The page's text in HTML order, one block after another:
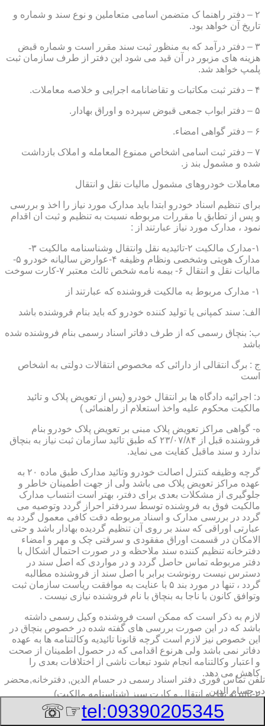
۲ – دفتر راهنما ک متضمن اسامی متعاملین و نوع سند و شماره و
تاریخ آن خواهد بود.
۳ – دفتر درآمد که به منظور ثبت سند مقرر است و شماره قبض
هزینه های مزبور در آن قید می شود این دفتر از طرف سازمان ثبت
پلمپ خواهد شد.
۴ – دفتر ثبت مکاتبات و تقاضانامه اجرایی و خلاصه معاملات.
۵ – دفتر ابواب جمعی قبوض سپرده و اوراق بهادار.
۶ – دفتر گواهی امضاء.
۷ – دفتر ثبت اسامی اشخاص ممنوع المعامله و املاک بازداشت
شده و مشمول بند ز.
معاملات خودروهای مشمول مالیات نقل و انتقال
برای تنظیم اسناد خودرو ابتدا باید مدارک مورد نیاز را اخذ و بررسی
و پس از تطابق با مقررات مربوطه نسبت به تنظیم و ثبت ان اقدام
نمود ، مدارک مورد نیاز عبارتند از :
۱-مدارک مالکیت ۲-تائیدیه نقل وانتقال وشناسنامه مالکیت ۳-
مدارک هویتی وشخصی ونظام وظیفه ۴-عوارض سالیانه خودرو ۵-
مالیات نقل و انتقال ۶- بیمه نامه شخص ثالث معتبر ۷-کارت سوخت
۱- مدارک مربوط به مالکیت فروشنده که عبارتند از
الف: سند کمپانی یا تولید کننده خودرو که باید بنام فروشنده باشد
ب: بنچاق رسمی که از طرف دفاتر اسناد رسمی بنام فروشنده شده
باشد
ج : برگ انتقالی از دارائی که مخصوص انتقالات دولتی به اشخاص
است
د: اجرائیه دادگاه ها بر انتقال خودرو (پس از تعویض پلاک و تائید
مالکیت محکوم علیه واخذ استعلام از راهنمائی )
ه- گواهی مراکز تعویض پلاک مبنی بر تعویض پلاک خودرو بنام
فروشنده قبل از ۲۳/۰۷/۸۴ که طبق تائید سازمان ثبت نیاز به بنچاق
ندارد و سند ماقبل کفایت می نماید.
گرچه وظیفه کنترل اصالت خودرو وتائید مدارک طبق ماده ۲۰ به
عهده مراکز تعویض پلاک می باشد ولی از جهت اطمینان خاطر و
جلوگیری از مشکلات بعدی برای دفتر، بهتر است انتساب مدارک
مالکیت فوق به فروشنده توسط سردفتر احراز گردد وتوصیه می
گردد در بررسی مدارک و اسناد مربوطه دقت کافی معمول گردد به
عبارتی اوراقی که سند بر روی آن تنظیم گردیده بهادار باشد و حتی
الامکان در قسمت اوراق مفقودی و سرقتی چک و مهر و امضاء
دفترخانه تنظیم کننده سند ملاحظه و در صورت احتمال اشکال با
دفتر مربوطه تماس حاصل گردد و در مواردی که اصل سند در
دسترس نیست رونوشت برابر با اصل سند از فروشنده مطالبه
گردد ، تنها در مورد بند ۵ با عنایت به موافقت ریاست سازمان ثبت
وتوافق کانون با ناجا به بنچاق با نام فروشنده نیازی نیست .
لازم به ذکر است که ممکن است فروشنده وکیل رسمی داشته
باشد که در این صورت بررسی های گفته شده در خصوص بنچاق در
این خصوص نیز لازم است گرچه قانونا تائیدیه وکالتنامه ها به عهده
دفاتر نمی باشد ولی هرنوع اقدامی که در حصول اطمینان از صحت
و اعتبار وکالتنامه انجام شود تبعات ناشی از اختلافات بعدی را
کاهش می دهد.
۲-تائیدیه نقل و انتقال و کارت سبز (شناسنامه مالکیت)
برگ تائیدیه نقل و انتقال صادره از مراکز تعویض پلاک حاوی
تلفن تماس فوری دفتر اسناد رسمی در حسام الدین, دفترخانه,محضر
در حسام الدین
tel:09390205345
☞☏